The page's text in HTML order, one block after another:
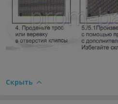
Скрыть